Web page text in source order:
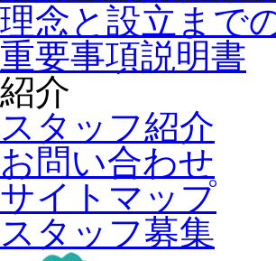
理念と設立まで
重要事項説明書
紹介
スタッフ紹介
お問い合わせ
サイトマップ
スタッフ募集